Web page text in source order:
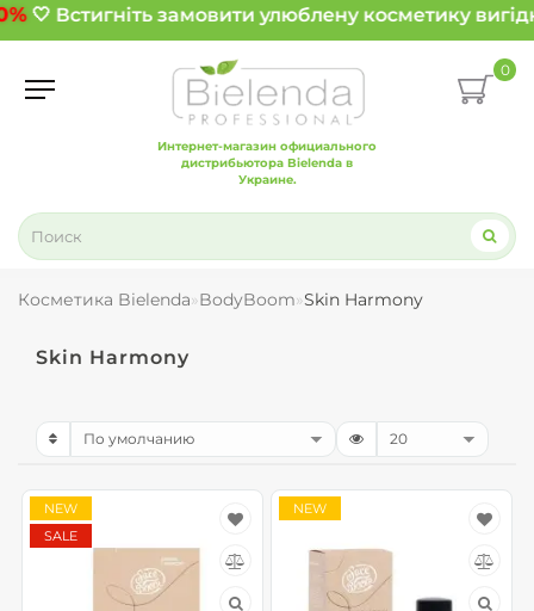
🤍 Встигніть замовити улюблену косметику
Интернет-магазин официального
дистрибьютора Bielenda в
Украине.
0
Косметика Bielenda BodyBoom Skin Harmony
Skin Harmony
NEW
SALE
NEW